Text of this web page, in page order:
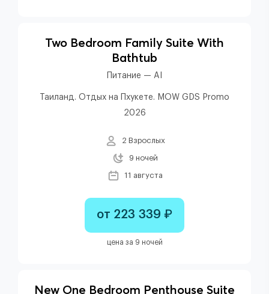
Two Bedroom Family Suite With
Bathtub
Питание — AI
Таиланд. Отдых на Пхукете. MOW GDS Promo
2026
2 Взрослых
9 ночей
11 августа
от 223 339 ₽
цена за 9 ночей
New One Bedroom Penthouse Suite